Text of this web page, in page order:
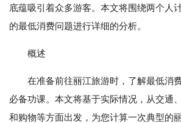
底蕴吸引着众多游客。本文将围绕两个人
的最低消费问题进行详细的分析。
概述
在准备前往丽江旅游时，了解最低消
必备功课。本文将基于实际情况，从交通
和购物等方面出发，为您计算一次典型的